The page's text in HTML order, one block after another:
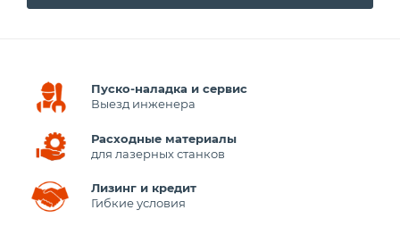
Пуско-наладка и сервис
Выезд инженера
Расходные материалы
для лазерных станков
Лизинг и кредит
Гибкие условия